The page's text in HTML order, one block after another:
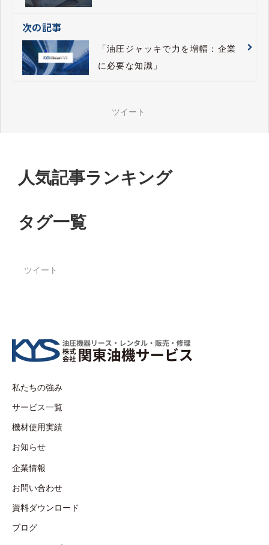
次の記事
「油圧ジャッキで力を増幅：企業
に必要な知識」
ツイート
人気記事ランキング
タグ一覧
ツイート
私たちの強み
サービス一覧
機材使用実績
お知らせ
企業情報
お問い合わせ
資料ダウンロード
ブログ